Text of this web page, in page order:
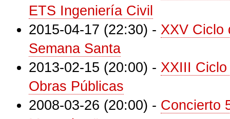
ETS Ingeniería Civil
2015-04-17 (22:30) - XXV Ciclo
Semana Santa
2013-02-15 (20:00) - XXIII
Obras Públicas
2008-03-26 (20:00) - Concierto